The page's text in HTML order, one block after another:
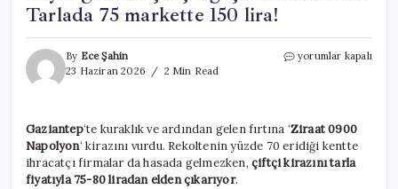
Tarlada 75 markette 150 lira!
By Ece Şahin
23 Haziran 2026
2 Min Read
Böyle
Tarlada
75
markette
yorumlar kapalı
Gaziantep‘te kuraklık ve ardından gelen fırtına ‘Ziraat 0900
Napolyon‘ kirazını vurdu. Rekoltenin yüzde 70 eridiği kentte
ihracatçı firmalar da hasada gelmezken, çiftçi kirazını tarla
fiyatıyla 75-80 liradan elden çıkarıyor.